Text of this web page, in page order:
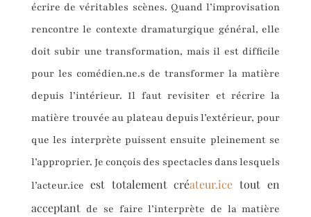
écrire de véritables scènes. Quand l’improvisation
rencontre le contexte dramaturgique général, elle
doit subir une transformation, mais il est difficile
pour les comédien.ne.s de transformer la matière
depuis l’intérieur. Il faut revisiter et récrire la
matière trouvée au plateau depuis l’extérieur, pour
que les interprète puissent ensuite pleinement se
l’approprier. Je conçois des spectacles dans lesquels
l’acteur.ice est totalement créateur.ice tout en
acceptant de se faire l’interprète de la matière